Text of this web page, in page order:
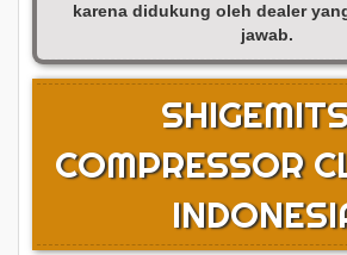
karena didukung oleh dealer
jawab.
COMPRESSOR